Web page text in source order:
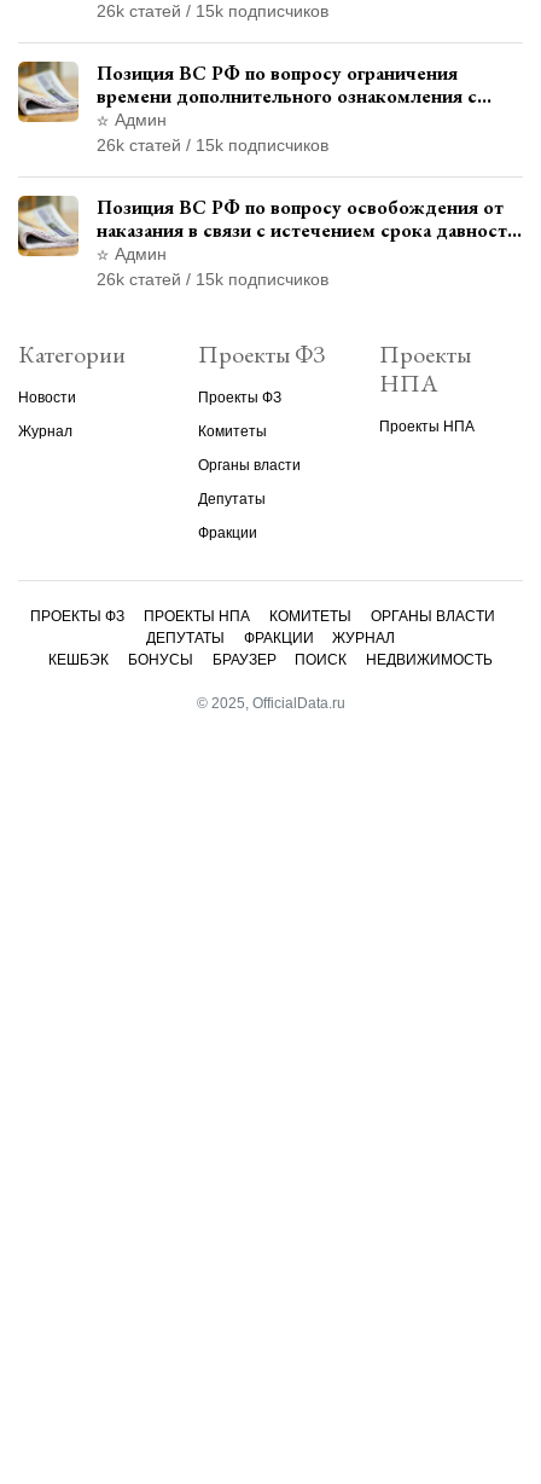
26k статей / 15k подписчиков
Позиция ВС РФ по вопросу ограничения
времени дополнительного ознакомления с
материалами уголовного дела
Админ
26k статей / 15k подписчиков
Позиция ВС РФ по вопросу освобождения от
наказания в связи с истечением срока давности
уголовного преследования
Админ
26k статей / 15k подписчиков
Категории
Новости
Журнал
Проекты ФЗ
Проекты ФЗ
Комитеты
Органы власти
Депутаты
Фракции
Проекты
НПА
Проекты НПА
ПРОЕКТЫ ФЗ ПРОЕКТЫ НПА КОМИТЕТЫ
ОРГАНЫ ВЛАСТИ
ДЕПУТАТЫ
ФРАКЦИИ
ЖУРНАЛ
КЕШБЭК
БОНУСЫ БРАУЗЕР ПОИСК НЕДВИЖИМОСТЬ
© 2025, OfficialData.ru